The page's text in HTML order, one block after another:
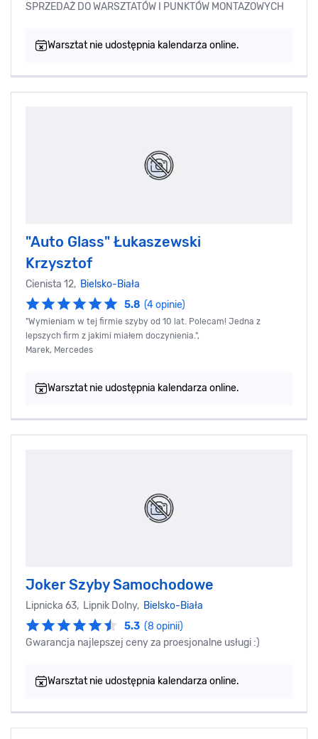
SPRZEDAŻ DO WARSZTATÓW I PUNKTÓW MONTAZOWYCH
Warsztat nie udostępnia kalendarza online.
"Auto Glass" Łukaszewski
Krzysztof
Cienista 12, Bielsko-Biała
5.8 (4 opinie)
"Wymieniam w tej firmie szyby od 10 lat. Polecam! Jedna z
lepszych firm z jakimi miałem doczynienia.",
Marek, Mercedes
Warsztat nie udostępnia kalendarza online.
Joker Szyby Samochodowe
Lipnicka 63, Lipnik Dolny, Bielsko-Biała
5.3 (8 opinii)
Gwarancja najlepszej ceny za proesjonalne usługi :)
Warsztat nie udostępnia kalendarza online.